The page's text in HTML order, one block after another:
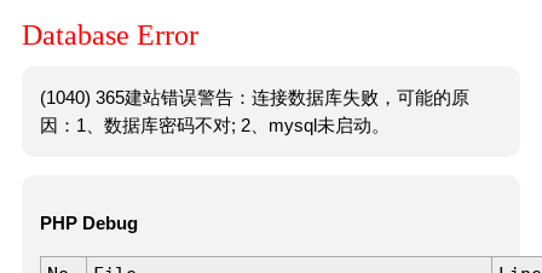
Database Error
(1040) 365建站错误警告：连接数据库失败，可能的原
因：1、数据库密码不对; 2、mysql未启动。
PHP Debug